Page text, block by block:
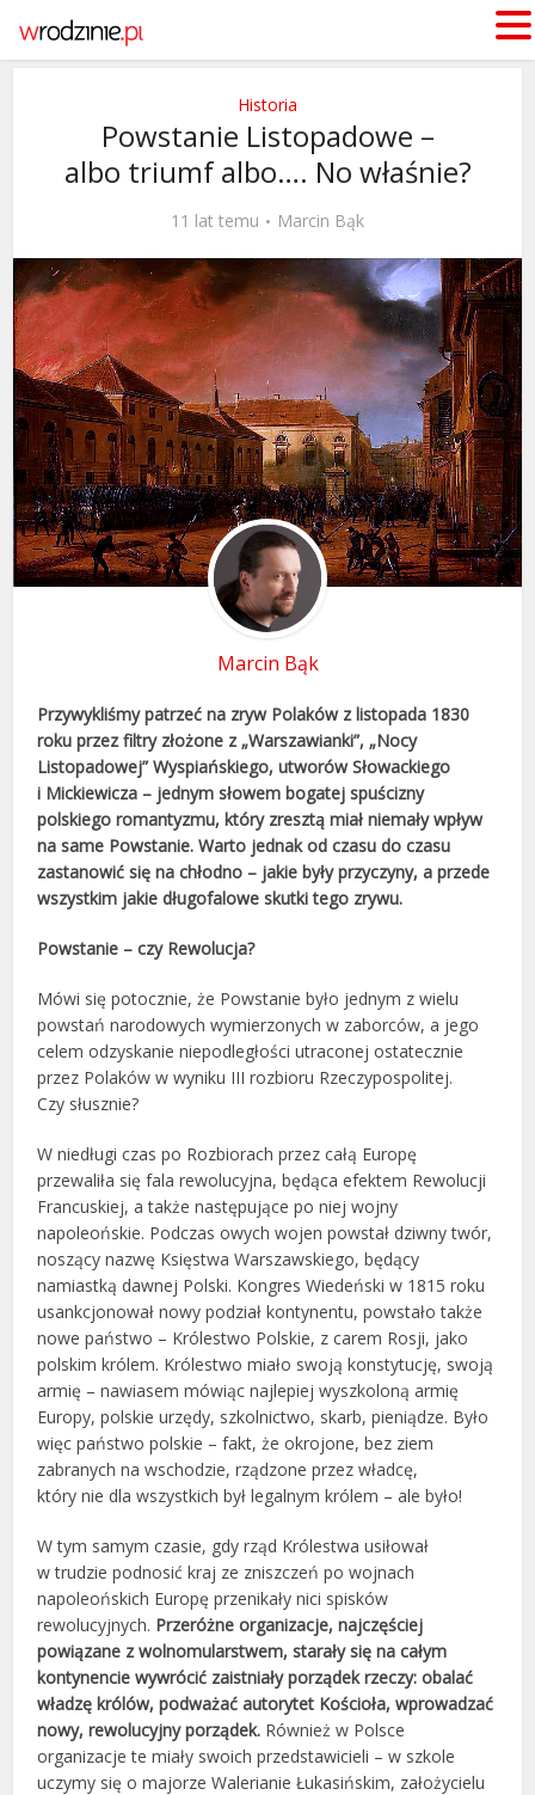
Historia
Powstanie Listopadowe –
albo triumf albo…. No właśnie?
11 lat temu Marcin Bąk
Marcin Bąk
Przywykliśmy patrzeć na zryw Polaków z listopada 1830
roku przez filtry złożone z „Warszawianki”, „Nocy
Listopadowej” Wyspiańskiego, utworów Słowackiego
i Mickiewicza – jednym słowem bogatej spuścizny
polskiego romantyzmu, który zresztą miał niemały wpływ
na same Powstanie. Warto jednak od czasu do czasu
zastanowić się na chłodno – jakie były przyczyny, a przede
wszystkim jakie długofalowe skutki tego zrywu.
Powstanie – czy Rewolucja?
Mówi się potocznie, że Powstanie było jednym z wielu
powstań narodowych wymierzonych w zaborców, a jego
celem odzyskanie niepodległości utraconej ostatecznie
przez Polaków w wyniku III rozbioru Rzeczypospolitej.
Czy słusznie?
W niedługi czas po Rozbiorach przez całą Europę
przewaliła się fala rewolucyjna, będąca efektem Rewolucji
Francuskiej, a także następujące po niej wojny
napoleońskie. Podczas owych wojen powstał dziwny twór,
noszący nazwę Księstwa Warszawskiego, będący
namiastką dawnej Polski. Kongres Wiedeński w 1815 roku
usankcjonował nowy podział kontynentu, powstało także
nowe państwo – Królestwo Polskie, z carem Rosji, jako
polskim królem. Królestwo miało swoją konstytucję, swoją
armię – nawiasem mówiąc najlepiej wyszkoloną armię
Europy, polskie urzędy, szkolnictwo, skarb, pieniądze. Było
więc państwo polskie – fakt, że okrojone, bez ziem
zabranych na wschodzie, rządzone przez władcę,
który nie dla wszystkich był legalnym królem – ale było!
W tym samym czasie, gdy rząd Królestwa usiłował
w trudzie podnosić kraj ze zniszczeń po wojnach
napoleońskich Europę przenikały nici spisków
rewolucyjnych. Przeróżne organizacje, najczęściej
powiązane z wolnomularstwem, starały się na całym
kontynencie wywrócić zaistniały porządek rzeczy: obalać
władzę królów, podważać autorytet Kościoła, wprowadzać
nowy, rewolucyjny porządek. Również w Polsce
organizacje te miały swoich przedstawicieli – w szkole
uczymy się o majorze Walerianie Łukasińskim, założycielu